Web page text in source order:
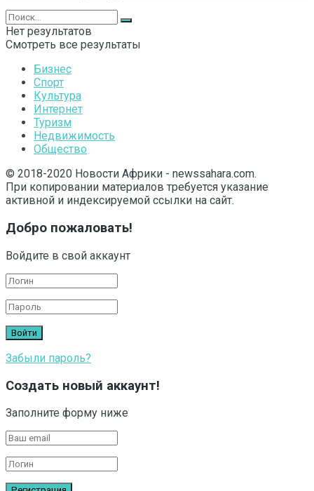
Нет результатов
Смотреть все результаты
Бизнес
Спорт
Культура
Интернет
Туризм
Недвижимость
Общество
© 2018-2020 Новости Африки - newssahara.com.
При копировании материалов требуется указание
активной и индексируемой ссылки на сайт.
Добро пожаловать!
Войдите в свой аккаунт
Забыли пароль?
Создать новый аккаунт!
Заполните форму ниже